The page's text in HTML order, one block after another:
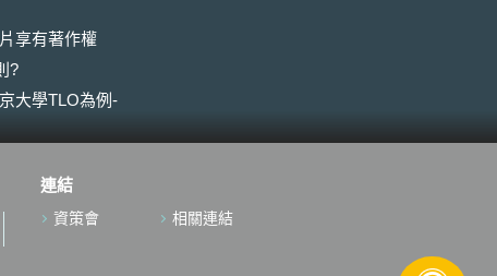
轉化
洲繁
11項
優先
盟研
建立
才；
估系
務導
(6)使
歐盟
現代化」、「跨境數位行動服務」和
「加強公部門與公民和企業的數位互
因應此一政策方向而生。 電子政
（Transparency）、跨境移動
（Cross-border mobility）、其他關鍵
享有著作權
?
大學TLO為例-
連結
資策會 相關連結